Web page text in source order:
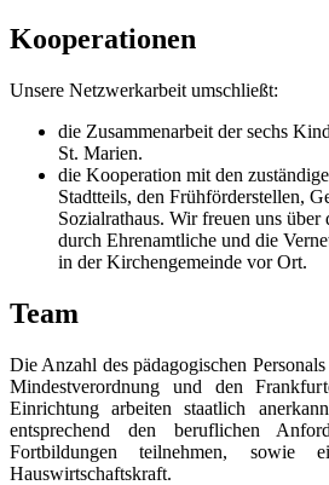
Kooperationen
Unsere Netzwerkarbeit umschließt:
die Zusammenarbeit der sechs
St. Marien.
die Kooperation mit den
Stadtteils, den Frühförderstellen,
Sozialrathaus. Wir freuen uns
durch Ehrenamtliche und die
in der Kirchengemeinde vor Ort.
Team
Die Anzahl des pädagogischen
Mindestverordnung und den
Einrichtung arbeiten staatlich
entsprechend den beruflichen
Fortbildungen teilnehmen,
Hauswirtschaftskraft.